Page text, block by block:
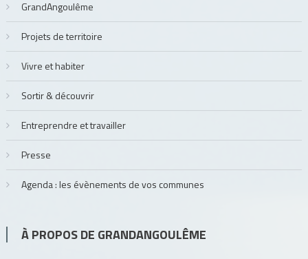
GrandAngoulême
Projets de territoire
Vivre et habiter
Sortir & découvrir
Entreprendre et travailler
Presse
Agenda : les évènements de vos communes
À PROPOS DE GRANDANGOULÊME